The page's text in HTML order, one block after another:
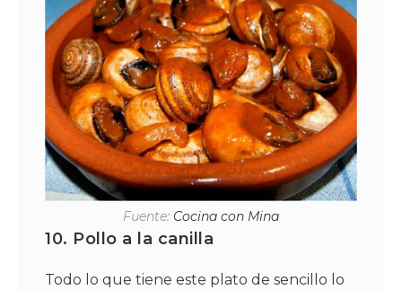
Fuente: Cocina con Mina
10. Pollo a la canilla
Todo lo que tiene este plato de sencillo lo